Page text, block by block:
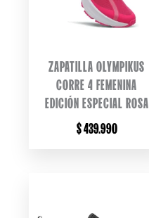
ZAPATILLA OLYMPIKUS
CORRE 4 FEMENINA
EDICIÓN ESPECIAL ROSA
$439.990